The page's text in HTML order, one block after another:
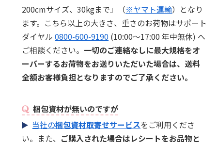
200cmサイズ、30kgまで」（※ヤマト運輸）となり
ます。こちら以上の大きさ、重さのお荷物はサポート
ダイヤル0800-600-9190 (10:00～17:00 年中無休) へ
ご相談ください。 一切のご連絡なしに最大規格をオ
ーバーするお荷物をお送りいただいた場合は、送料
全額お客様負担となりますのでご了承ください。
梱包資材が無いのですが
当社の梱包資材取寄せサービスをご利用くださ
い。また、 ご購入された場合はレシートをお品物と